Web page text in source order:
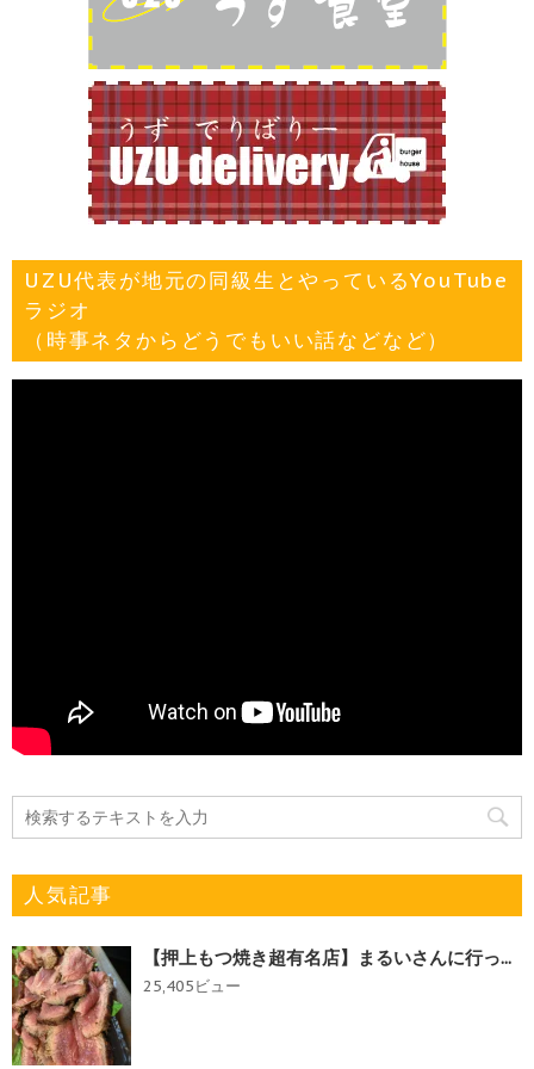
UZU代表が地元の同級生とやっているYouTube
ラジオ
（時事ネタからどうでもいい話などなど）
人気記事
【押上もつ焼き超有名店】まるいさんに行っ...
25,405ビュー